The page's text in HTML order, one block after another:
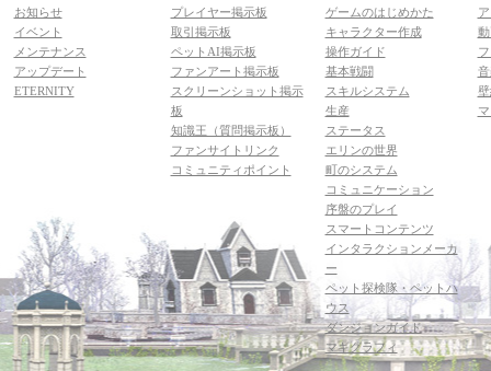
お知らせ
イベント
メンテナンス
アップデート
ETERNITY
プレイヤー掲示板
取引掲示板
ペットAI掲示板
ファンアート掲示板
スクリーンショット掲示
板
知識王（質問掲示板）
ファンサイトリンク
コミュニティポイント
ゲームのはじめかた
キャラクター作成
操作ガイド
基本戦闘
スキルシステム
生産
ステータス
エリンの世界
町のシステム
コミュニケーション
序盤のプレイ
スマートコンテンツ
インタラクションメーカ
ー
ペット探検隊・ペットハ
ウス
ダンジョンガイド
マギグラフィ